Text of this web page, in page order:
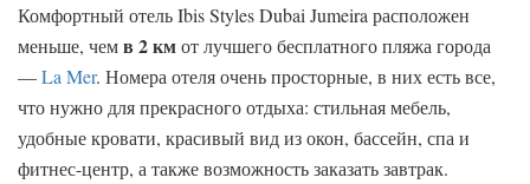
Комфортный отель Ibis Styles Dubai Jumeira расположен
меньше, чемв 2 кмот лучшего бесплатного пляжа города
—La Mer. Номера отеля очень просторные, в них есть все,
что нужно для прекрасного отдыха: стильная мебель,
удобные кровати, красивый вид из окон, бассейн, спа и
фитнес-центр, а также возможность заказать завтрак.